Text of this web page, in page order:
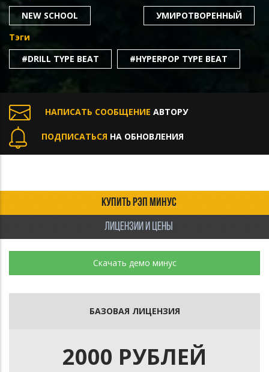
NEW SCHOOL
УМИРОТВОРЕННЫЙ
Тэги
#DRILL TYPE BEAT
#HYPERPOP TYPE BEAT
НАПИСАТЬ СООБЩЕНИЕ АВТОРУ
ПОДПИСАТЬСЯ НА ОБНОВЛЕНИЯ
КУПИТЬ РЭП МИНУС
ЛИЦЕНЗИИ И ЦЕНЫ
Скачать демо минус
БАЗОВАЯ ЛИЦЕНЗИЯ
2000 РУБЛЕЙ